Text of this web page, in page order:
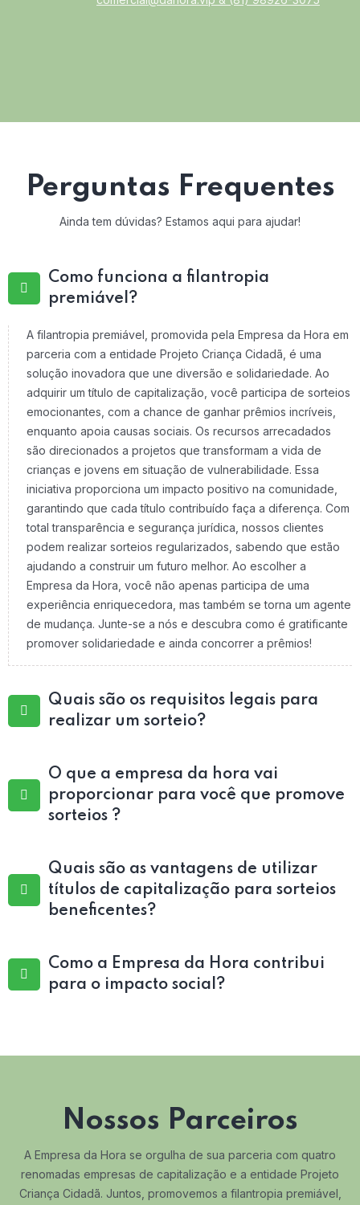
Perguntas Frequentes
Ainda tem dúvidas? Estamos aqui para ajudar!
Como funciona a filantropia
premiável?
A filantropia premiável, promovida pela Empresa da Hora em
parceria com a entidade Projeto Criança Cidadã, é uma
solução inovadora que une diversão e solidariedade. Ao
adquirir um título de capitalização, você participa de sorteios
emocionantes, com a chance de ganhar prêmios incríveis,
enquanto apoia causas sociais. Os recursos arrecadados
são direcionados a projetos que transformam a vida de
crianças e jovens em situação de vulnerabilidade. Essa
iniciativa proporciona um impacto positivo na comunidade,
garantindo que cada título contribuído faça a diferença. Com
total transparência e segurança jurídica, nossos clientes
podem realizar sorteios regularizados, sabendo que estão
ajudando a construir um futuro melhor. Ao escolher a
Empresa da Hora, você não apenas participa de uma
experiência enriquecedora, mas também se torna um agente
de mudança. Junte-se a nós e descubra como é gratificante
promover solidariedade e ainda concorrer a prêmios!
Quais são os requisitos legais para
realizar um sorteio?
O que a empresa da hora vai
proporcionar para você que promove
sorteios ?
Quais são as vantagens de utilizar
títulos de capitalização para sorteios
beneficentes?
Como a Empresa da Hora contribui
para o impacto social?
Nossos Parceiros
A Empresa da Hora se orgulha de sua parceria com quatro
renomadas empresas de capitalização e a entidade Projeto
Criança Cidadã. Juntos, promovemos a filantropia premiável,